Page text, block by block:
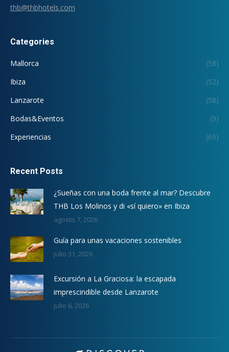
thb@thbhotels.com
Categories
Mallorca
(58)
Ibiza
(52)
Lanzarote
(58)
Bodas&Eventos
(9)
Experiencias
(69)
Recent Posts
¿Sueñas con una boda frente al mar? Descubre
THB Los Molinos y di «sí quiero» en Ibiza
agosto 7, 2026
Guía para unas vacaciones sostenibles
julio 31, 2026
Excursión a La Graciosa: la escapada
imprescindible desde Lanzarote
julio 6, 2026